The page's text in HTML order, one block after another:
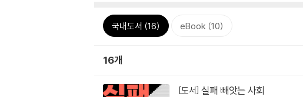
국내도서 (16) eBook (10)
16개
[도서] 실패 빼앗는 사회